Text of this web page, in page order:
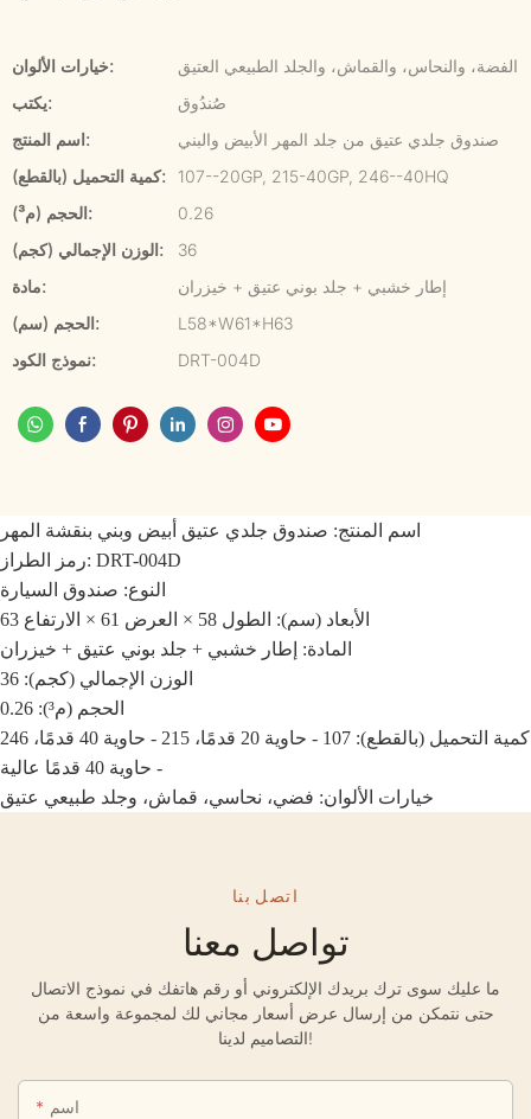
خيارات الألوان:
الفضة، والنحاس، والقماش، والجلد الطبيعي العتيق
يكتب:
صُندُوق
اسم المنتج:
صندوق جلدي عتيق من جلد المهر الأبيض والبني
كمية التحميل (بالقطع):
107--20GP, 215-40GP, 246--40HQ
الحجم (م³):
0.26
الوزن الإجمالي (كجم):
36
مادة:
إطار خشبي + جلد بوني عتيق + خيزران
الحجم (سم):
L58*W61*H63
نموذج الكود:
DRT-004D
اسم المنتج: صندوق جلدي عتيق أبيض وبني بنقشة المهر
رمز الطراز: DRT-004D
النوع: صندوق السيارة
الأبعاد (سم): الطول 58 × العرض 61 × الارتفاع 63
المادة: إطار خشبي + جلد بوني عتيق + خيزران
الوزن الإجمالي (كجم): 36
الحجم (م³): 0.26
كمية التحميل (بالقطع): 107 - حاوية 20 قدمًا، 215 - حاوية 40 قدمًا، 246
- حاوية 40 قدمًا عالية
خيارات الألوان: فضي، نحاسي، قماش، وجلد طبيعي عتيق
اتصل بنا
تواصل معنا
ما عليك سوى ترك بريدك الإلكتروني أو رقم هاتفك في نموذج الاتصال
حتى نتمكن من إرسال عرض أسعار مجاني لك لمجموعة واسعة من
التصاميم لدينا!
اسم